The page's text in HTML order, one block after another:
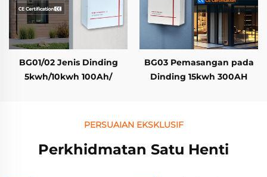
BG01/02 Jenis Dinding
5kwh/10kwh 100Ah/
Tenaga Solar Rumah
BG03 Pemasangan pada
Dinding 15kwh 300AH
Tenaga Suria Rumah
Bluetooth
PERSUAIAN EKSKLUSIF
Perkhidmatan Satu Henti